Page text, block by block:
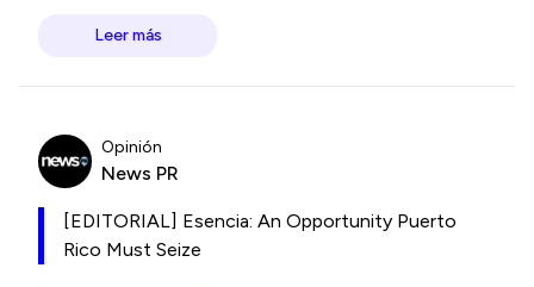
Leer más
Opinión
News PR
[EDITORIAL] Esencia: An Opportunity Puerto
Rico Must Seize